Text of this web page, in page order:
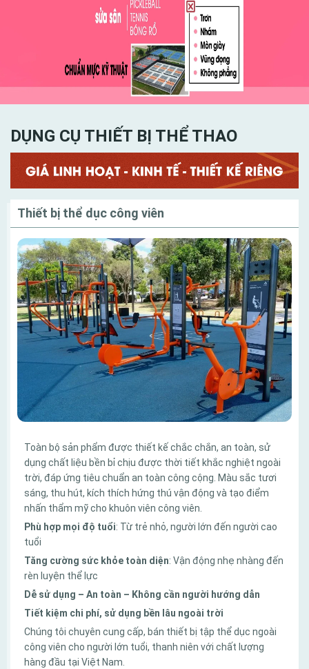
Trong đó, bóng chuyền là bộ môn lý tưởng tạo nên dấu
ấn tốt đối với nhiều người. Để có được một sân thi đấu
bóng chuyền đạt tiêu chuẩn, đòi hỏi người thiết kế sân
bóng phải am hiểu tinh tường và có kinh nghiệm trong
công đoạn thiết kế sân chơi sao cho hợp lý nhất
DỤNG CỤ THIẾT BỊ THỂ THAO
Thiết bị thể dục công viên
Toàn bộ sản phẩm được thiết kế chắc chắn, an toàn, sử
dụng chất liệu bền bỉ chịu được thời tiết khắc nghiệt ngoài
trời, đáp ứng tiêu chuẩn an toàn công cộng. Màu sắc tươi
sáng, thu hút, kích thích hứng thú vận động và tạo điểm
nhấn thẩm mỹ cho khuôn viên công viên.
Phù hợp mọi độ tuổi: Từ trẻ nhỏ, người lớn đến người cao
tuổi
Tăng cường sức khỏe toàn diện: Vận động nhẹ nhàng đến
rèn luyện thể lực
Dễ sử dụng – An toàn – Không cần người hướng dẫn
Tiết kiệm chi phí, sử dụng bền lâu ngoài trời
Chúng tôi chuyên cung cấp, bán thiết bị tập thể dục ngoài
công viên cho người lớn tuổi, thanh niên với chất lượng
hàng đầu tại Việt Nam.